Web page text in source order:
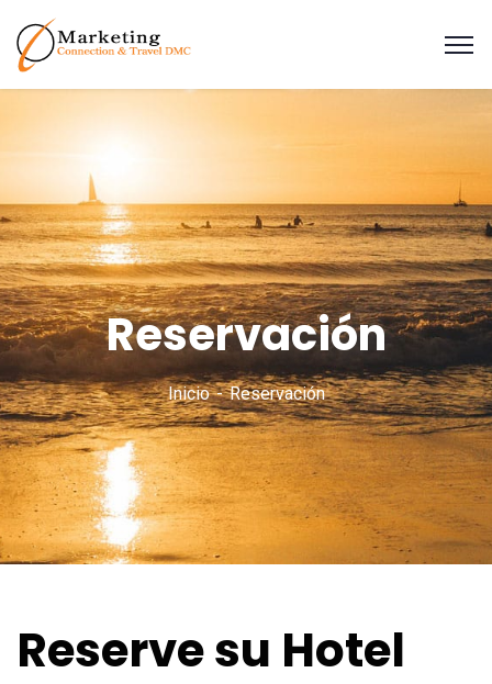
Reservación
Inicio Reservación
Reserve su Hotel